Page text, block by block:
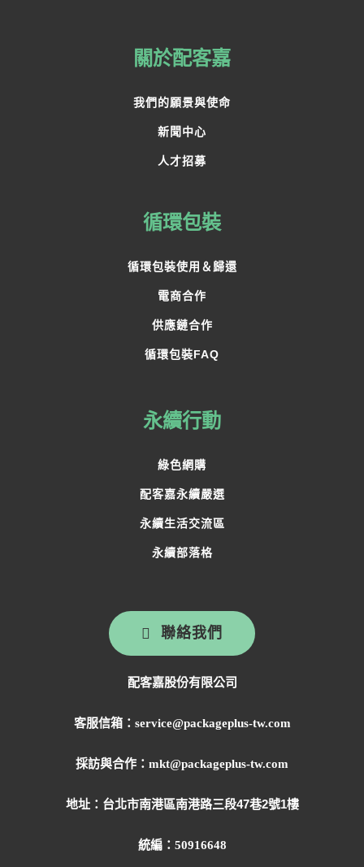
關於配客嘉
我們的願景與使命
新聞中心
人才招募
循環包裝
循環包裝使用＆歸還
電商合作
供應鏈合作
循環包裝FAQ
聯絡我們
配客嘉股份有限公司
客服信箱：service@packageplus-tw.com
採訪與合作：mkt@packageplus-tw.com
地址： 台北市南港區南港路三段47巷2號1樓
統編：50916648
永續行動
綠色網購
配客嘉永續嚴選
永續生活交流區
永續部落格